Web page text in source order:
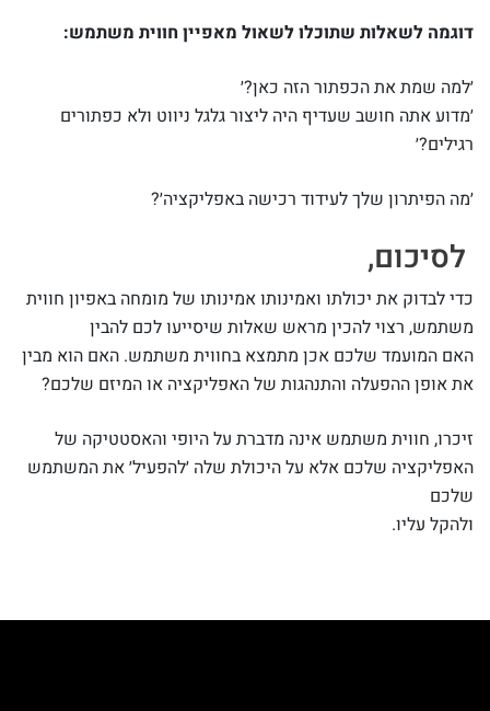
דוגמה לשאלות שתוכלו לשאול מאפיין חווית משתמש:
׳למה שמת את הכפתור הזה כאן?׳
׳מדוע אתה חושב שעדיף היה ליצור גלגל ניווט ולא כפתורים
רגילים?׳
׳מה הפיתרון שלך לעידוד רכישה באפליקציה׳?
לסיכום,
כדי לבדוק את יכולתו ואמינותו אמינותו של מומחה באפיון חווית
משתמש, רצוי להכין מראש שאלות שיסייעו לכם להבין
האם המועמד שלכם אכן מתמצא בחווית משתמש. האם הוא מבין
את אופן ההפעלה והתנהגות של האפליקציה או המיזם שלכם?
זיכרו, חווית משתמש אינה מדברת על היופי והאסטטיקה של
האפליקציה שלכם אלא על היכולת שלה ׳להפעיל׳ את המשתמש
שלכם
ולהקל עליו.